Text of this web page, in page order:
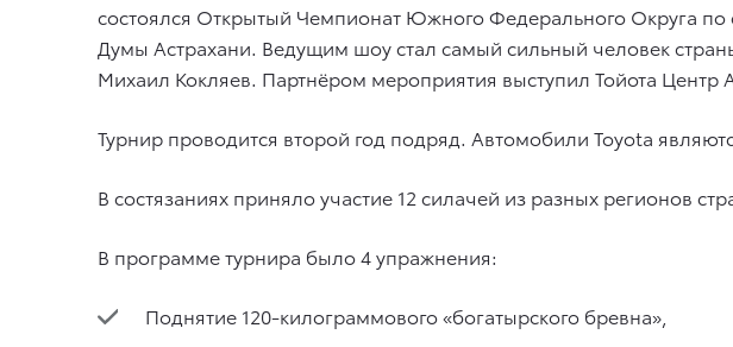
состоялся Открытый Чемпионат Южного Федерального Округа
Думы Астрахани. Ведущим шоу стал самый сильный человек
Михаил Кокляев. Партнёром мероприятия выступил Тойота Центр
Турнир проводится второй год подряд. Автомобили Toyota
В состязаниях приняло участие 12 силачей из разных регионов
В программе турнира было 4 упражнения:
Поднятие 120-килограммового «богатырского бревна»,